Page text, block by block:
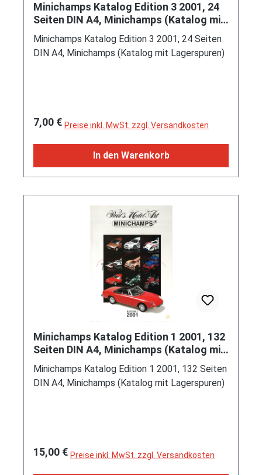
Minichamps Katalog Edition 3 2001, 24
Seiten DIN A4, Minichamps (Katalog mit
Lagerspuren)
Minichamps Katalog Edition 3 2001, 24 Seiten
DIN A4, Minichamps (Katalog mit Lagerspuren)
Regulärer Preis:
7,00 € Preise inkl. MwSt. zzgl. Versandkosten
In den Warenkorb
Minichamps Katalog Edition 1 2001, 132
Seiten DIN A4, Minichamps (Katalog mit
Lagerspuren)
Minichamps Katalog Edition 1 2001, 132 Seiten
DIN A4, Minichamps (Katalog mit Lagerspuren)
Regulärer Preis:
15,00 € Preise inkl. MwSt. zzgl. Versandkosten